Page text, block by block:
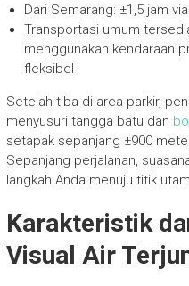
Dari Semarang: ±1,5 jam
Transportasi umum
menggunakan kendaraan
fleksibel
Setelah tiba di area parkir,
menyusuri tangga batu dan
setapak sepanjang ±900
Sepanjang perjalanan,
langkah Anda menuju titik
Karakteristik
Visual Air